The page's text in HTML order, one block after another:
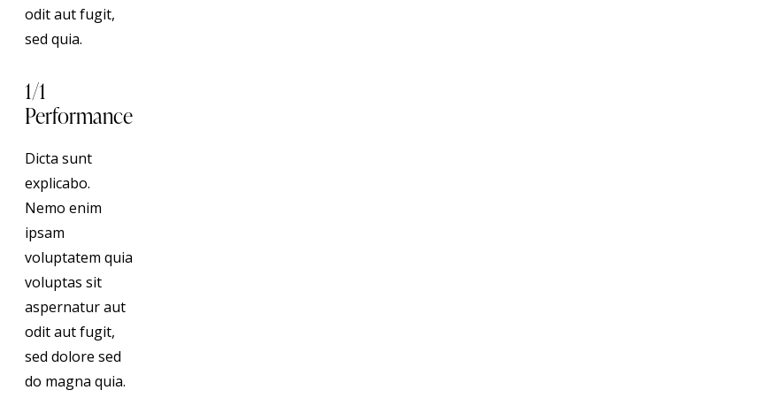
odit aut fugit,
sed quia.
1/1
Performance
Dicta sunt
explicabo.
Nemo enim
ipsam
voluptatem quia
voluptas sit
aspernatur aut
odit aut fugit,
sed dolore sed
do magna quia.